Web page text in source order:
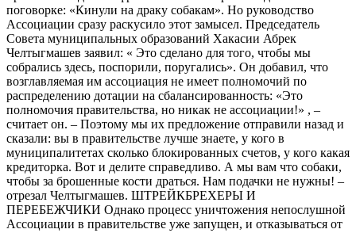
поговорке: «Кинули на драку собакам». Но руководство
Ассоциации сразу раскусило этот замысел. Председатель
Совета муниципальных образований Хакасии Абрек
Челтыгмашев заявил: « Это сделано для того, чтобы мы
собрались здесь, поспорили, поругались». Он добавил, что
возглавляемая им ассоциация не имеет полномочий по
распределению дотации на сбалансированность: «Это
полномочия правительства, но никак не ассоциации!» , –
считает он. – Поэтому мы их предложение отправили назад и
сказали: вы в правительстве лучше знаете, у кого в
муниципалитетах сколько блокированных счетов, у кого какая
кредиторка. Вот и делите справедливо. А мы вам что собаки,
чтобы за брошенные кости драться. Нам подачки не нужны! –
отрезал Челтыгмашев. ШТРЕЙКБРЕХЕРЫ И
ПЕРЕБЕЖЧИКИ Однако процесс уничтожения непослушной
Ассоциации в правительстве уже запущен, и отказываться от